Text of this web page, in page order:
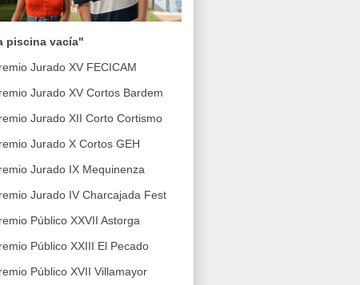
piscina vacía"
Jurado XV FECICAM
Jurado XV Cortos Bardem
Jurado XII Corto Cortismo
Jurado X Cortos GEH
Jurado IX Mequinenza
Jurado IV Charcajada Fest
Público XXVII Astorga
Público XXIII El Pecado
Público XVII Villamayor